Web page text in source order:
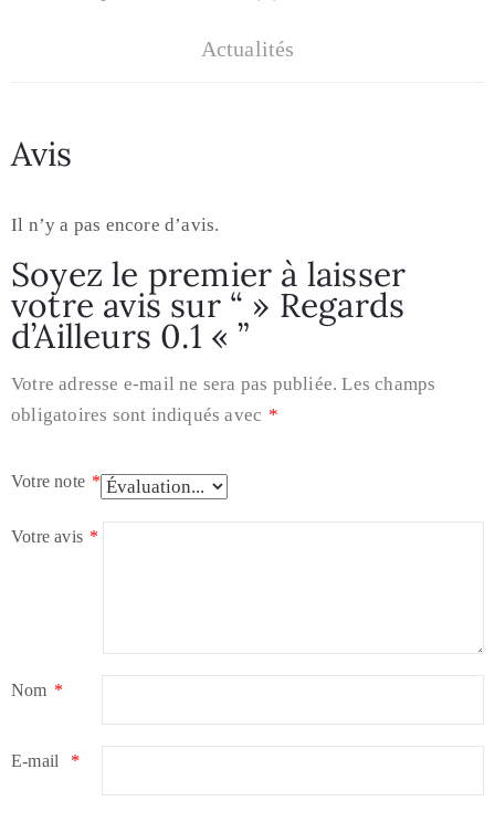
Actualités
Avis
Il n’y a pas encore d’avis.
Soyez le premier à laisser
votre avis sur “ » Regards
d’Ailleurs 0.1 « ”
Votre adresse e-mail ne sera pas publiée. Les champs
obligatoires sont indiqués avec *
Votre note *
Votre avis *
Nom *
E-mail *